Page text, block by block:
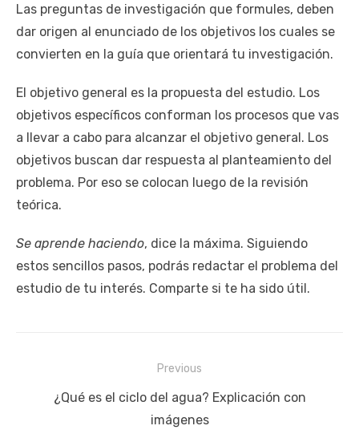
Las preguntas de investigación que formules, deben
dar origen al enunciado de los objetivos los cuales se
convierten en la guía que orientará tu investigación.
El objetivo general es la propuesta del estudio. Los
objetivos específicos conforman los procesos que vas
a llevar a cabo para alcanzar el objetivo general. Los
objetivos buscan dar respuesta al planteamiento del
problema. Por eso se colocan luego de la revisión
teórica.
Se aprende haciendo, dice la máxima. Siguiendo
estos sencillos pasos, podrás redactar el problema del
estudio de tu interés. Comparte si te ha sido útil.
Previous
Previous¿Qué es el ciclo del agua? Explicación con
imágenes